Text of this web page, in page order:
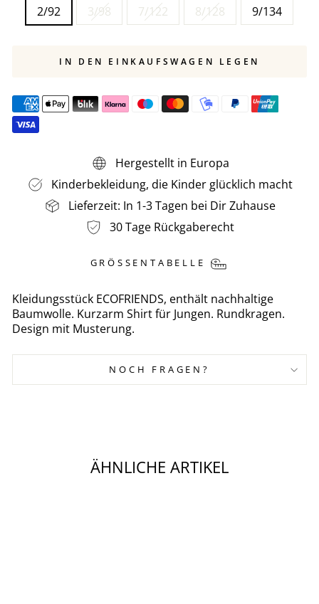
2/92 3/98 7/122 8/128 9/134
IN DEN EINKAUFSWAGEN LEGEN
Hergestellt in Europa
Kinderbekleidung, die Kinder glücklich macht
Lieferzeit: In 1-3 Tagen bei Dir Zuhause
30 Tage Rückgaberecht
GRÖSSENTABELLE
Kleidungsstück ECOFRIENDS, enthält nachhaltige
Baumwolle. Kurzarm Shirt für Jungen. Rundkragen.
Design mit Musterung.
NOCH FRAGEN?
ÄHNLICHE ARTIKEL